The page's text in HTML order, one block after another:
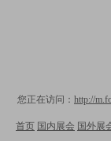
您正在访问： http://
首页 国内展会 国外展